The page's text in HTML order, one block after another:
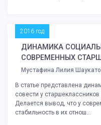
2016 год
ДИНАМИКА
СОВРЕМЕННЫХ
Мустафина Лилия
В статье представлена
совести у
Делается вывод, что у
стабильность в их отнош...